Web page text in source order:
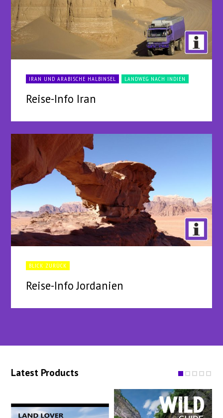
IRAN UND ARABISCHE HALBINSEL LANDWEG NACH INDIEN
Reise-Info Iran
BLICK ZURÜCK
Reise-Info Jordanien
Latest Products